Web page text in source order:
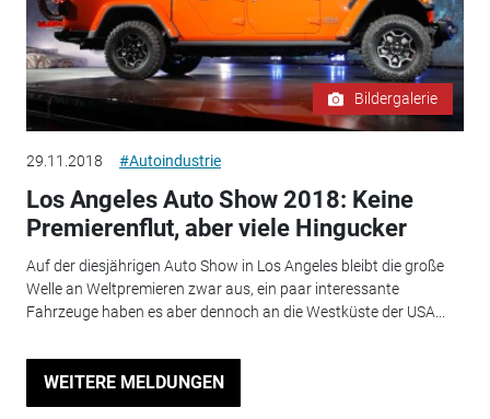
Bildergalerie
29.11.2018 #Autoindustrie
Los Angeles Auto Show 2018: Keine
Premierenflut, aber viele Hingucker
Auf der diesjährigen Auto Show in Los Angeles bleibt die große
Welle an Weltpremieren zwar aus, ein paar interessante
Fahrzeuge haben es aber dennoch an die Westküste der USA...
WEITERE MELDUNGEN